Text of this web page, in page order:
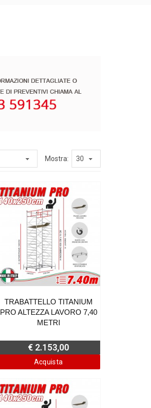
Mostra:
TRABATTELLO TITANIUM
PRO ALTEZZA LAVORO 7,40
METRI
€ 2.153,00
Acquista